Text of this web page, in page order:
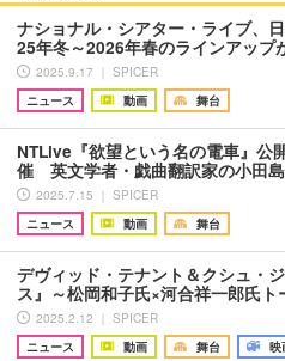
ナショナル・シアター・ライブ、
25年冬～2026年春のラインアップ
2025.9.17 ｜ SPICER
ニュース
動画 舞台
NTLive『欲望という名の電車』​公
催 英文学者・戯曲翻訳家の小田
2025.7.15 ｜ SPICER
ニュース
動画 舞台
デヴィッド・テナント＆クシュ・
ス』～松岡和子氏×河合祥一郎氏
2025.2.12 ｜ SPICER
ニュース
動画 舞台 映